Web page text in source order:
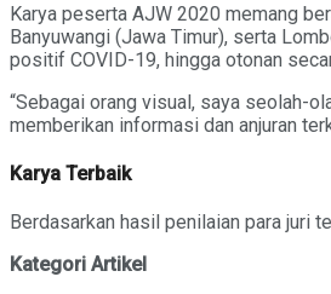
Karya peserta AJW 2020 memang
Banyuwangi (Jawa Timur), serta
positif COVID-19, hingga otonan
“Sebagai orang visual, saya seolah-
memberikan informasi dan anjuran
Karya Terbaik
Berdasarkan hasil penilaian para juri
Kategori Artikel